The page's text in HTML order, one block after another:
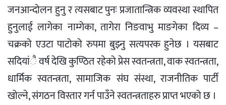
जनआन्दोलन हुनु र त्यसबाट पुनः प्रजातान्त्रिक व्यवस्था स्थापित
हुनुलाई लागेका नाम्गेका, तागेरा निङवाभु माङगेका दिव्य –
चक्रको एउटा पाटोको रुपमा बुझ्नु सत्यपरक हुनेछ । यसबाट
सदियांै वर्ष देखि कुण्ठित रहेको प्रेस स्वतन्त्रता, वाक स्वतन्त्रता,
धार्मिक स्वतन्त्रता, सामाजिक संघ संस्था, राजनीतिक पार्टी
खोल्ने, संगठन विस्तार गर्न पाउँने स्वतन्त्रताहरु प्राप्त भएको छ ।